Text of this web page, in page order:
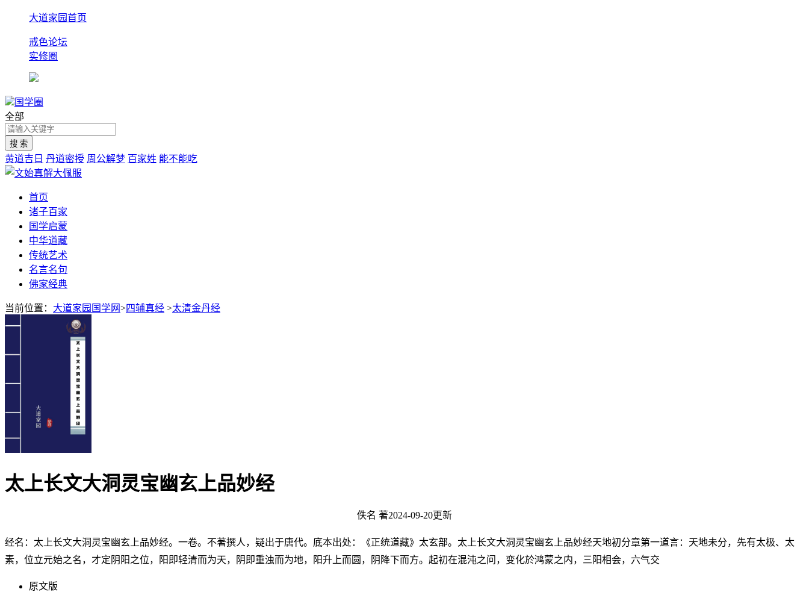
大道家园首页
戒色论坛
实修圈
国学圈
全部
黄道吉日 丹道密授 周公解梦 百家姓 能不能吃
首页
诸子百家
国学启蒙
中华道藏
传统艺术
名言名句
佛家经典
当前位置： 大道家园国学网>四辅真经 >太清金丹经
太上长文大洞灵宝幽玄上品妙经
佚名 著2024-09-20更新
经名：太上长文大洞灵宝幽玄上品妙经。一卷。不著撰人，疑出于唐代。底本出处：《正统道藏》太玄部。太上长文大洞灵宝幽玄上品妙经天地初分章第一道言：天地未分，先有太极、太
素，位立元始之名，才定阴阳之位，阳即轻清而为天，阴即重浊而为地，阳升上而圆，阴降下而方。起初在混沌之问，变化於鸿蒙之内，三阳相会，六气交
原文版